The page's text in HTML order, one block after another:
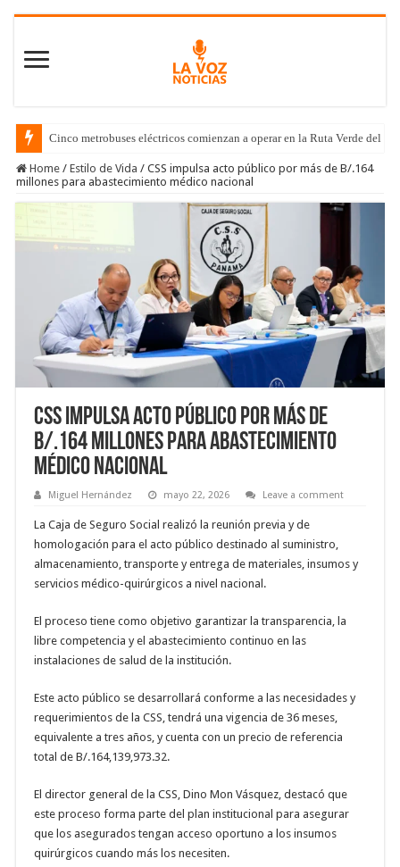
Cinco metrobuses eléctricos comienzan a operar en la Ruta Verde del
Home / Estilo de Vida / CSS impulsa acto público por más de B/.164
millones para abastecimiento médico nacional
CSS impulsa acto público por más de
B/.164 millones para abastecimiento
médico nacional
Miguel Hernández mayo 22, 2026 Leave a comment
La Caja de Seguro Social realizó la reunión previa y de
homologación para el acto público destinado al suministro,
almacenamiento, transporte y entrega de materiales, insumos y
servicios médico-quirúrgicos a nivel nacional.
El proceso tiene como objetivo garantizar la transparencia, la
libre competencia y el abastecimiento continuo en las
instalaciones de salud de la institución.
Este acto público se desarrollará conforme a las necesidades y
requerimientos de la CSS, tendrá una vigencia de 36 meses,
equivalente a tres años, y cuenta con un precio de referencia
total de B/.164,139,973.32.
El director general de la CSS, Dino Mon Vásquez, destacó que
este proceso forma parte del plan institucional para asegurar
que los asegurados tengan acceso oportuno a los insumos
quirúrgicos cuando más los necesiten.